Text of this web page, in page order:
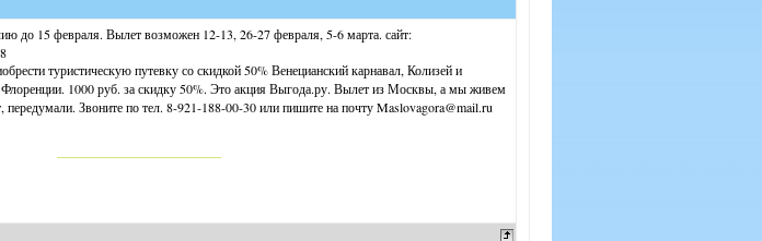
до 15 февраля. Вылет возможен 12-13, 26-27 февраля, 5-6 марта. сайт:
туристическую путевку со скидкой 50% Венецианский карнавал, Колизей и
1000 руб. за скидку 50%. Это акция Выгода.ру. Вылет из Москвы, а мы живем
передумали. Звоните по тел. 8-921-188-00-30 или пишите на почту Maslovagora@mail.ru